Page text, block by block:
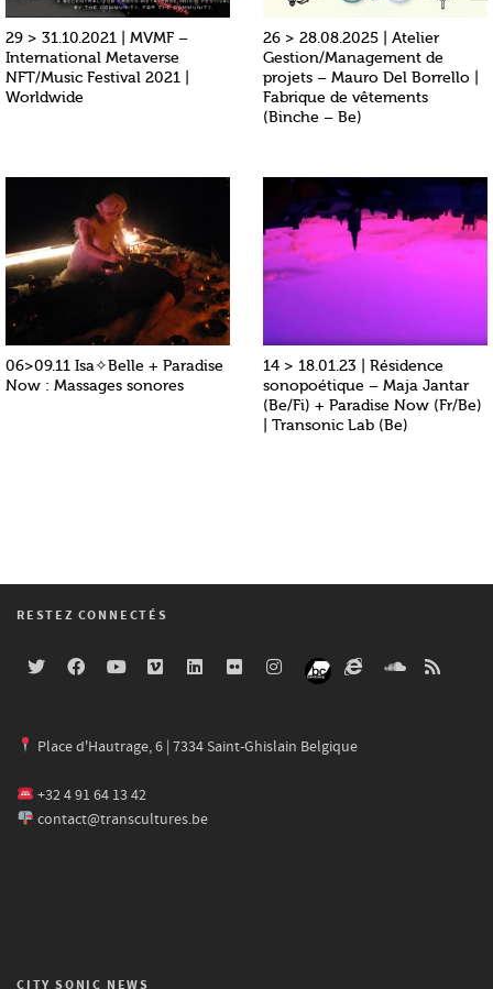
29 > 31.10.2021 | MVMF –
International Metaverse
NFT/Music Festival 2021 |
Worldwide
26 > 28.08.2025 | Atelier
Gestion/Management de
projets – Mauro Del Borrello |
Fabrique de vêtements
(Binche – Be)
06>09.11 Isa✧Belle + Paradise
Now : Massages sonores
14 > 18.01.23 | Résidence
sonopoétique – Maja Jantar
(Be/Fi) + Paradise Now (Fr/Be)
| Transonic Lab (Be)
RESTEZ CONNECTÉS
Place d'Hautrage, 6 | 7334 Saint-Ghislain Belgique
+32 4 91 64 13 42
contact@transcultures.be
CITY SONIC NEWS